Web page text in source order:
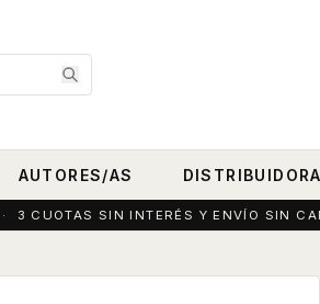
AUTORES/AS
3 CUOTAS SIN INTERÉS Y ENVÍO SIN